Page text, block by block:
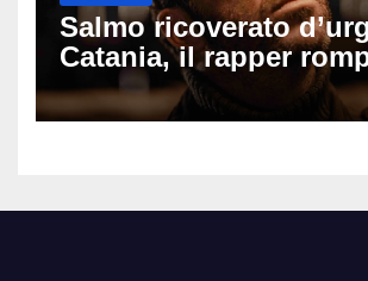
Salmo ricoverato
Catania, il rapper
silenzio dopo la notte
ospedale: come sta e